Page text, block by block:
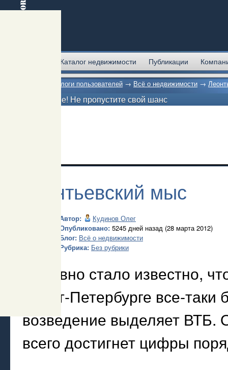
Каталог недвижимости Публикации
Блоги пользователей → Всё о недвижимости →
Внимание! Не пропустите свой шанс
Леонтьевский мыс
Автор:
Кудинов Олег
Опубликовано: 5245 дней назад (28 марта 2012)
Блог: Всё о недвижимости
Рубрика: Без рубрики
Недавно стало известно,
Санкт-Петербурге все-
возведение выделяет ВТБ.
всего достигнет цифры